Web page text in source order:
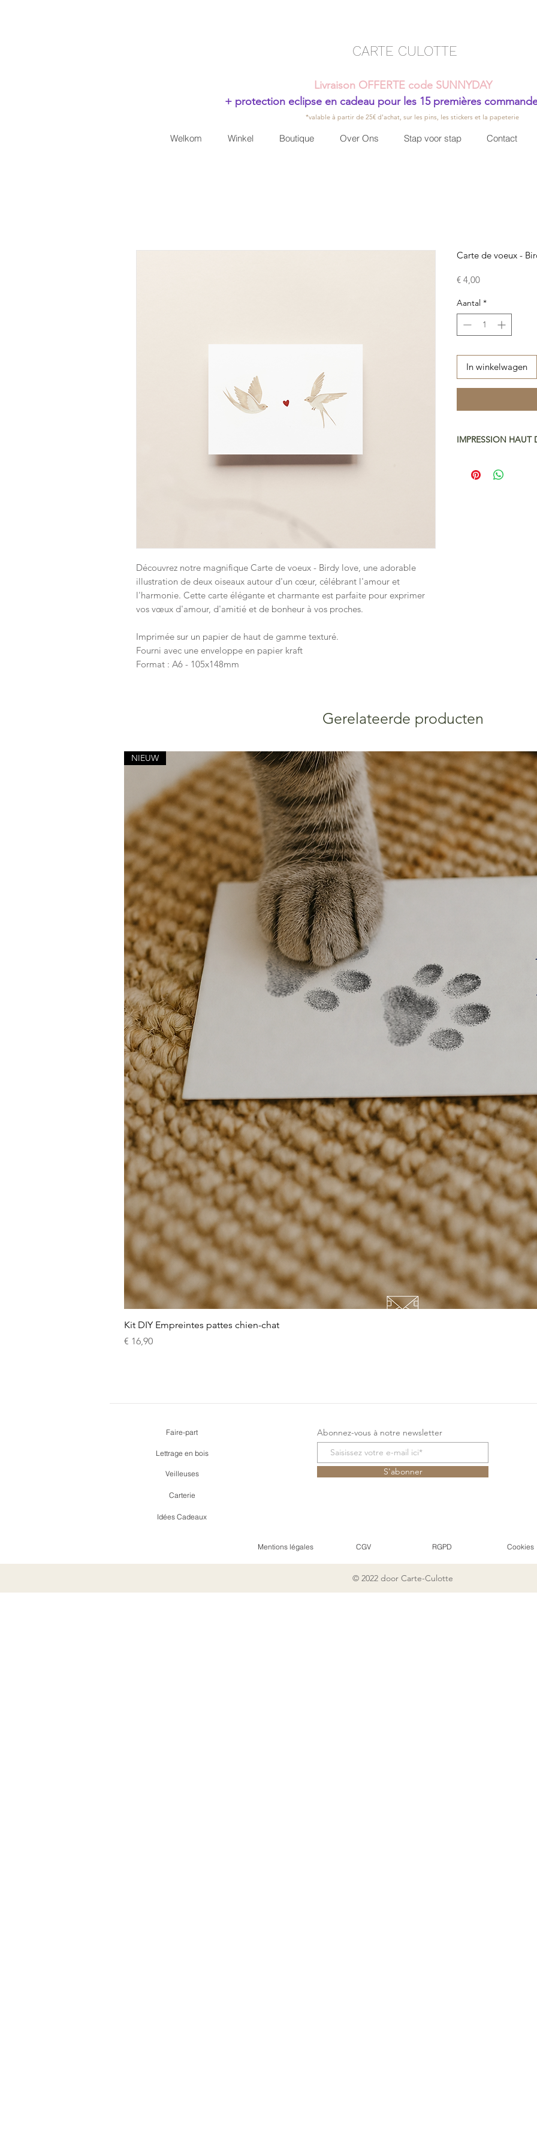
CARTE CULOTTE
Livraison OFFERTE code SUNNYDAY
+ protection eclipse en cadeau pour les 15 premières
*valable à partir de 25€ d'achat, sur les pins, les stickers et la papeterie
Welkom Winkel Boutique Over Ons Stap voor stap Contact
Découvrez notre magnifique Carte de voeux - Birdy love, une adorable
illustration de deux oiseaux autour d'un cœur, célébrant l'amour et
l'harmonie. Cette carte élégante et charmante est parfaite pour exprimer
vos vœux d'amour, d'amitié et de bonheur à vos proches.
Imprimée sur un papier de haut de gamme texturé.
Fourni avec une enveloppe en papier kraft
Format : A6 - 105x148mm
Carte de voeux -
€ 4,00Prijs
Aantal *
In winkelwagen
IMPRESSION HAUT
Carte Fournie avec
Gerelateerde producten
NIEUW
Kit DIY Empreintes pattes chien-chat
Prijs
€ 16,90
Faire-part
Veilleuses
Lettrage en bois
Carterie
Idées Cadeaux
Abonnez-vous à notre newsletter
S'abonner
Mentions légales CGV RGPD Cookies
© 2022 door Carte-Culotte